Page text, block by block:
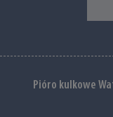
Pióro kulkowe